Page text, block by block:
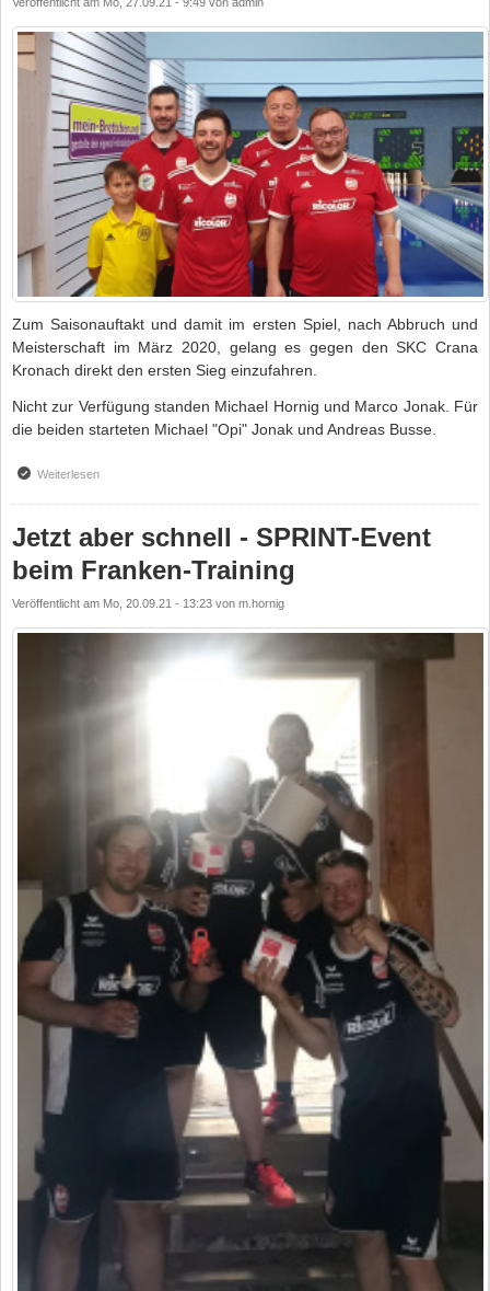
Zum Saisonauftakt und damit im ersten Spiel, nach Abbruch und
Meisterschaft im März 2020, gelang es gegen den SKC Crana
Kronach direkt den ersten Sieg einzufahren.
Nicht zur Verfügung standen Michael Hornig und Marco Jonak. Für
die beiden starteten Michael "Opi" Jonak und Andreas Busse.
Weiterlesenüber Erste Mannschaft feiert Auftaktsieg
Jetzt aber schnell - SPRINT-Event
beim Franken-Training
Veröffentlicht am Mo, 20.09.21 - 13:23 von m.hornig